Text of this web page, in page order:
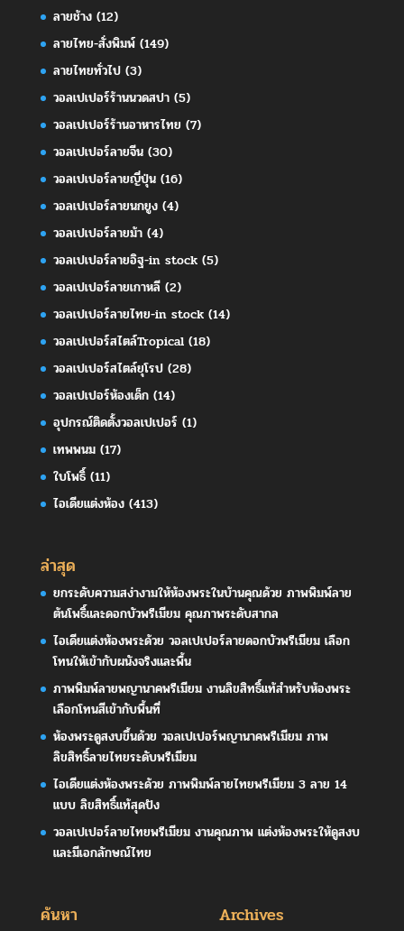
ลายช้าง(12)
ลายไทย-สั่งพิมพ์(149)
ลายไทยทั่วไป(3)
วอลเปเปอร์ร้านนวดสปา(5)
วอลเปเปอร์ร้านอาหารไทย (7)
วอลเปเปอร์ลายจีน(30)
วอลเปเปอร์ลายญี่ปุ่น(16)
วอลเปเปอร์ลายนกยูง(4)
วอลเปเปอร์ลายม้า(4)
วอลเปเปอร์ลายอิฐ-in stock(5)
วอลเปเปอร์ลายเกาหลี(2)
วอลเปเปอร์ลายไทย-in stock(14)
วอลเปเปอร์สไตล์Tropical(18)
วอลเปเปอร์สไตล์ยุโรป(28)
วอลเปเปอร์ห้องเด็ก(14)
อุปกรณ์ติดตั้งวอลเปเปอร์ (1)
เทพพนม(17)
ใบโพธิ์(11)
ไอเดียแต่งห้อง(413)
ล่าสุด
ยกระดับความสง่างามให้ห้องพระในบ้านคุณด้วย ภาพพิมพ์ลาย
ต้นโพธิ์และดอกบัวพรีเมียม คุณภาพระดับสากล
ไอเดียแต่งห้องพระด้วย วอลเปเปอร์ลายดอกบัวพรีเมียม เลือก
โทนให้เข้ากับผนังจริงและพื้น
ภาพพิมพ์ลายพญานาคพรีเมียม งานลิขสิทธิ์แท้สำหรับห้องพระ
เลือกโทนสีเข้ากับพื้นที่
ห้องพระดูสงบขึ้นด้วย วอลเปเปอร์พญานาคพรีเมียม ภาพ
ลิขสิทธิ์ลายไทยระดับพรีเมียม
ไอเดียแต่งห้องพระด้วย ภาพพิมพ์ลายไทยพรีเมียม 3 ลาย 14
แบบ ลิขสิทธิ์แท้สุดปัง
วอลเปเปอร์ลายไทยพรีเมียม งานคุณภาพ แต่งห้องพระให้ดูสงบ
และมีเอกลักษณ์ไทย
ค้นหา Archives